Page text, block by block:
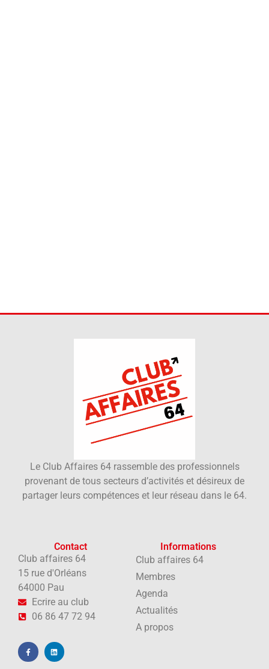
Le Club Affaires 64 rassemble des professionnels
provenant de tous secteurs d’activités et désireux de
partager leurs compétences et leur réseau dans le 64.
Contact
Club affaires 64
15 rue d'Orléans
64000 Pau
Ecrire au club
06 86 47 72 94
Informations
Club affaires 64
Membres
Agenda
Actualités
A propos